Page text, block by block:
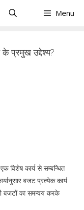
Menu
प्रमुख उद्देश्य?
विशेष कार्य से सम्बन्धित
बजट प्रत्येक कार्य
बजटों का समन्वय करके